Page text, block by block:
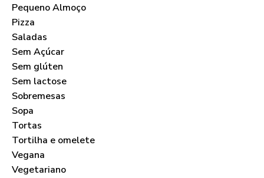
Pequeno Almoço
Pizza
Saladas
Sem Açúcar
Sem glúten
Sem lactose
Sobremesas
Sopa
Tortas
Tortilha e omelete
Vegana
Vegetariano